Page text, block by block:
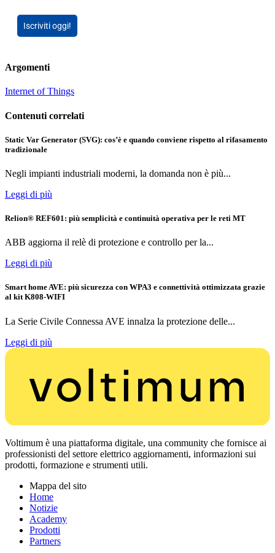
Iscriviti oggi!
Argomenti
Internet of Things
Contenuti correlati
Static Var Generator (SVG): cos’è e quando conviene rispetto al rifasamento
tradizionale
Negli impianti industriali moderni, la domanda non è più...
Leggi di più
Relion® REF601: più semplicità e continuità operativa per le reti MT
ABB aggiorna il relè di protezione e controllo per la...
Leggi di più
Smart home AVE: più sicurezza con WPA3 e connettività ottimizzata grazie
al kit K808-WIFI
La Serie Civile Connessa AVE innalza la protezione delle...
Leggi di più
Voltimum è una piattaforma digitale, una community che fornisce ai
professionisti del settore elettrico aggiornamenti, informazioni sui
prodotti, formazione e strumenti utili.
Mappa del sito
Home
Notizie
Academy
Prodotti
Partners